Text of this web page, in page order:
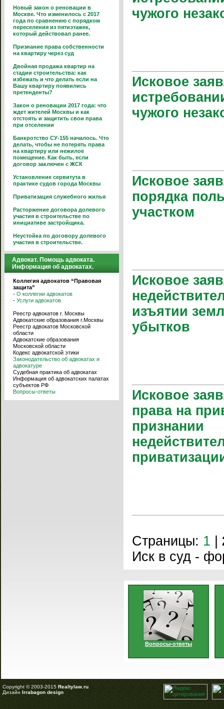
Новый закон о реновации в
Москве. Что изменилось с 2017
года по сравнению с порядком
переселения из пятиэтажек,
который действовал ранее.
Признание права собственности
на квартиру через суд
Двойная продажа квартир на
стадии строительства: как
избежать и что делать если на
Вашу квартиру появились
претенденты?
Закон о реновации 2017 года: что
ждет жителей Москвы и как
отстоять и защитить свои права
при отселении
Банкротство СУ-155 началось. Что
делать, чтобы не потерять права
на квартиру или нежилое
помещение. Как быть, если
договор заключен с ЖСК
Установление сервитута в
практике судов города Москвы
Приватизация служебного жилья
Расторжение договора долевого
участия в строительстве по
инициативе застройщика.
Неустойка по договору долевого
участия в строительстве.
Адвокат. Помощь адвоката.
Информация об адвокатах.
Коллегия адвокатов “Правовая
защита”
- О коллегии адвокатов
- Услуги адвокатов
Реестр адвокатов г. Москвы
Адвокатские образования г.Москвы
Реестр адвокатов Московской
области
Адвокатские образования
Московской области
Кодекс адвокатской этики
Законодательство об адвокатах и
адвокатуре
Судебная практика об адвокатах
Информация об адвокатских палатах
субъектов РФ
Вопросы-ответы
чужого
Исковое
чужого
Исковое
порядка
участком
Исковое
изъятии
убытков
Исковое
права на
признании
Страницы: 1
Иск в суд -
Вопросы-ответы
Copyright © 2003-2015 Realtylaw.ru
Дизайн Irrabagon design